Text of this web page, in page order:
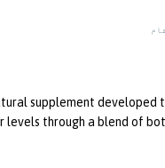
supplement developed
levels through a blend of